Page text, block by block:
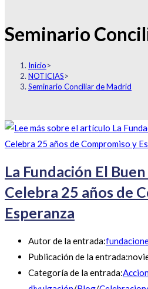
Seminario
Inicio>
NOTICIAS>
Seminario Conciliar de Madrid
La Fundación El
Celebra 25 años de
Esperanza
Autor de la entrada:
Publicación de la entrada:
Categoría de la entrada: